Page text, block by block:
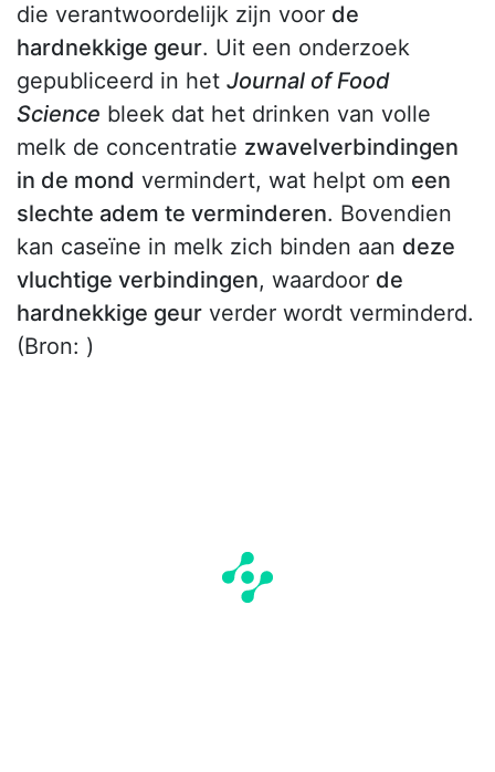
die verantwoordelijk zijn voor de
hardnekkige geur. Uit een onderzoek
gepubliceerd in het Journal of Food
Science bleek dat het drinken van volle
melk de concentratie zwavelverbindingen
in de mond vermindert, wat helpt om een
slechte adem te verminderen. Bovendien
kan caseïne in melk zich binden aan deze
vluchtige verbindingen, waardoor de
hardnekkige geur verder wordt verminderd.
(Bron: )